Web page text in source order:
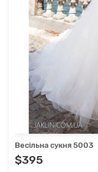
Весільна сукня 5003
$395